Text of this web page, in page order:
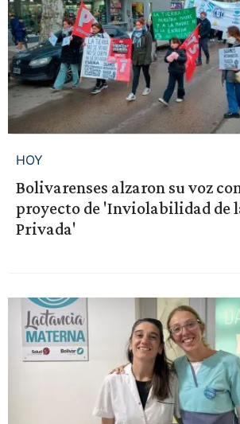
HOY
Bolivarenses alzaron su voz
proyecto de 'Inviolabilidad de
Privada'